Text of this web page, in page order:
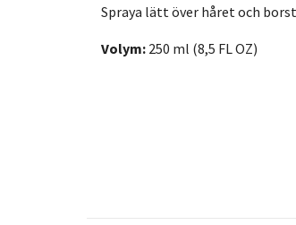
Spraya lätt över håret och
Volym: 250 ml (8,5 FL OZ)